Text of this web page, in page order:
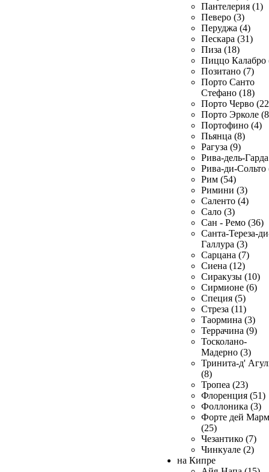
Пантелерия (1)
Певеро (3)
Перуджа (4)
Пескара (31)
Пиза (18)
Пиццо Калабро
Позитано (7)
Порто Санто
Стефано (18)
Порто Черво
Порто Эрколе
Портофино (4)
Пьянца (8)
Рагуза (9)
Рива-дель-
Рива-ди-Сольто
Рим (54)
Римини (3)
Саленто (4)
Сало (3)
Сан - Ремо (36)
Санта-Тереза-
Галлура (3)
Сарцана (7)
Сиена (12)
Сиракузы (10)
Сирмионе (6)
Специя (5)
Стреза (11)
Таормина (3)
Террачина (9)
Тосколано-
Мадерно (3)
Тринита-д'
(8)
Тропеа (23)
Флоренция (51)
Фоллоника (3)
Форте дей
(25)
Чезантико (7)
Чинкуале (2)
на Кипре